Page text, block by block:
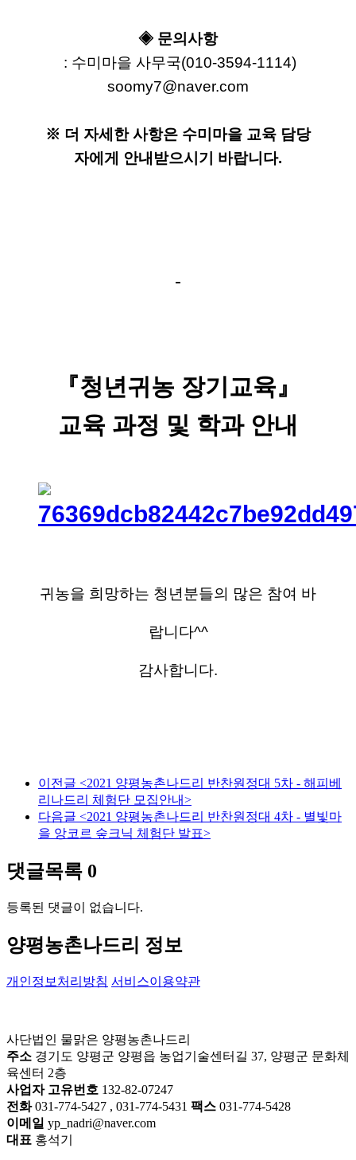
◈ 문의사항
: 수미마을 사무국(010-3594-1114)
soomy7@naver.com
※ 더 자세한 사항은 수미마을 교육 담당
자에게 안내받으시기 바랍니다.
-
『청년귀농 장기교육』
교육 과정 및 학과 안내
귀농을 희망하는 청년분들의 많은 참여 바
랍니다^^
감사합니다.
이전글 <2021 양평농촌나드리 반찬원정대 5차 - 해피베
리나드리 체험단 모집안내>
다음글 <2021 양평농촌나드리 반찬원정대 4차 - 별빛마
을 앙코르 숲크닉 체험단 발표>
댓글목록 0
등록된 댓글이 없습니다.
양평농촌나드리 정보
개인정보처리방침 서비스이용약관
사단법인 물맑은 양평농촌나드리
주소 경기도 양평군 양평읍 농업기술센터길 37, 양평군 문화체
육센터 2층
사업자 고유번호 132-82-07247
전화031-774-5427 , 031-774-5431 팩스 031-774-5428
이메일 yp_nadri@naver.com
대표 홍석기